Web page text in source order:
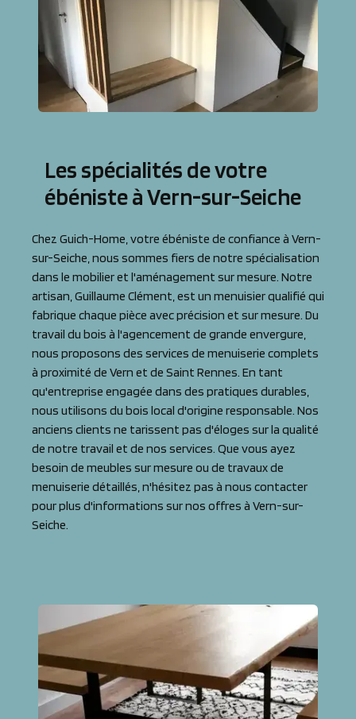
Les spécialités de votre
ébéniste à Vern-sur-Seiche
Chez Guich-Home, votre ébéniste de confiance à Vern-
sur-Seiche, nous sommes fiers de notre spécialisation
dans le mobilier et l'aménagement sur mesure. Notre
artisan, Guillaume Clément, est un menuisier qualifié qui
fabrique chaque pièce avec précision et sur mesure. Du
travail du bois à l'agencement de grande envergure,
nous proposons des services de menuiserie complets
à proximité de Vern et de Saint Rennes. En tant
qu'entreprise engagée dans des pratiques durables,
nous utilisons du bois local d'origine responsable. Nos
anciens clients ne tarissent pas d'éloges sur la qualité
de notre travail et de nos services. Que vous ayez
besoin de meubles sur mesure ou de travaux de
menuiserie détaillés, n'hésitez pas à nous contacter
pour plus d'informations sur nos offres à Vern-sur-
Seiche.